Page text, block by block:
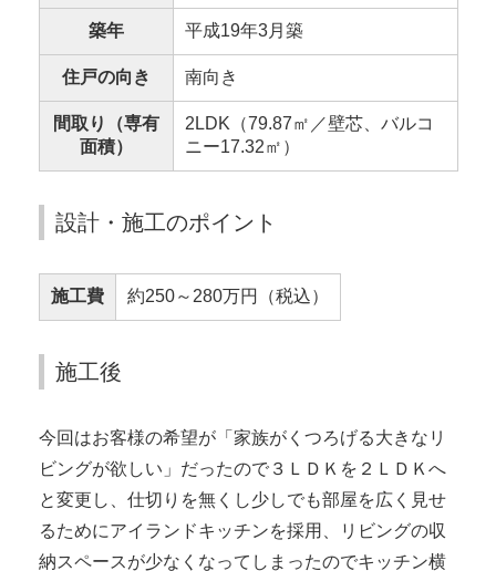
築年 平成19年3月築
住戸の向き 南向き
間取り（専有
面積）
2LDK（79.87㎡／壁芯、バルコ
ニー17.32㎡）
設計・施工のポイント
施工費 約250～280万円（税込）
施工後
今回はお客様の希望が「家族がくつろげる大きなリ
ビングが欲しい」だったので３ＬＤＫを２ＬＤＫへ
と変更し、仕切りを無くし少しでも部屋を広く見せ
るためにアイランドキッチンを採用、リビングの収
納スペースが少なくなってしまったのでキッチン横